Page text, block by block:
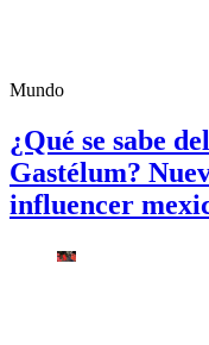
Mundo
¿Qué se sabe
Gastélum?
influencer